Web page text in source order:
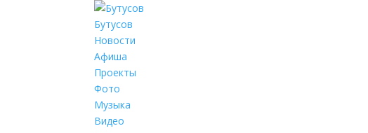
Бутусов
Новости
Афиша
Проекты
Фото
Музыка
Видео